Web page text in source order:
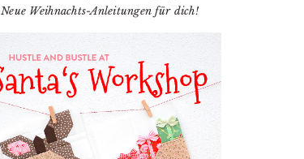
Neue Weihnachts-Anleitungen für dich!